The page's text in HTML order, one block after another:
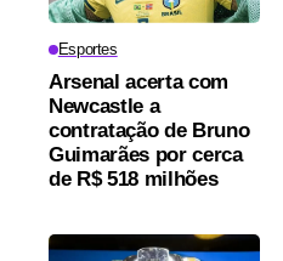
Esportes
Arsenal acerta com
Newcastle a
contratação de Bruno
Guimarães por cerca
de R$ 518 milhões